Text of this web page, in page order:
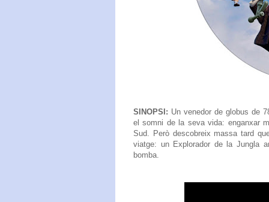
SINOPSI: Un venedor de globus de
el somni de la seva vida: enganxar
Sud. Però descobreix massa tard
viatge: un Explorador de la Jungla
bomba.